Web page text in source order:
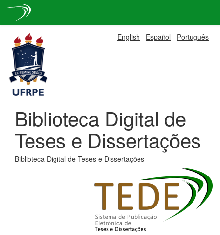
navigation
English Español Português
Biblioteca Digital de
Teses e Dissertações
Biblioteca Digital de Teses e Dissertações